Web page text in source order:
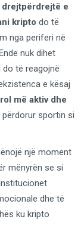
drejtpërdrejtë e
kripto do të
nga periferi në
nuk dihet
të reagojnë
e kësaj
rol më aktiv dhe
përdorur sportin si
një moment
mënyrën se si
dhe të
ku kripto